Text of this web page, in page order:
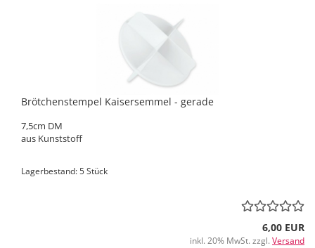
Brötchenstempel Kaisersemmel - gerade
7,5cm DM
aus Kunststoff
Lagerbestand: 5 Stück
6,00 EUR
inkl. 20% MwSt. zzgl. Versand